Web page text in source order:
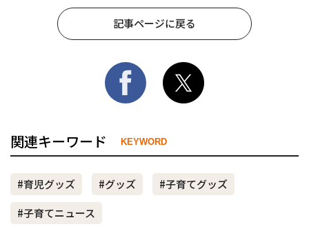
記事ページに戻る
関連キーワード KEYWORD
#育児グッズ #グッズ
#子育てグッズ
#子育てニュース